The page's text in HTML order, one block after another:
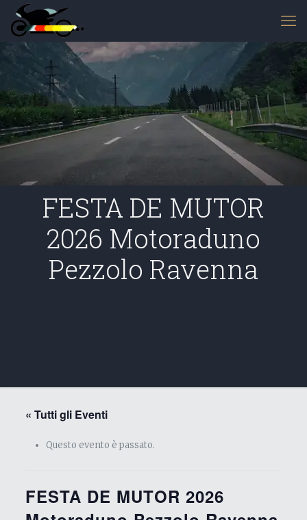
FESTA DE MUTOR
2026 Motoraduno
Pezzolo Ravenna
« Tutti gli Eventi
Questo evento è passato.
FESTA DE MUTOR 2026